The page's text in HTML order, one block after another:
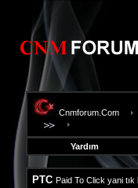
Cnmforum.Com
Yardım
PTC Paid To Click yani